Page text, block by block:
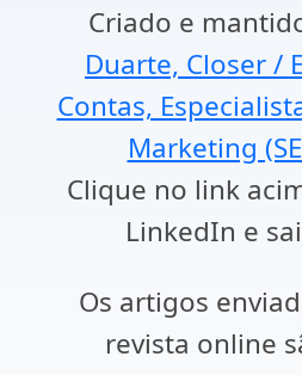
Criado e
Duarte, Closer /
Contas,
Marketing
Clique no link
LinkedIn e
Os artigos
revista online